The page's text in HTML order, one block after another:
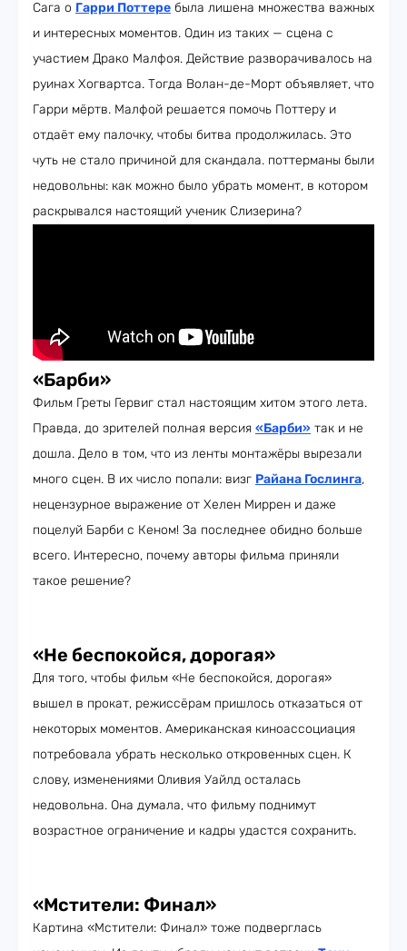
Сага о Гарри Поттере была лишена множества важных
и интересных моментов. Один из таких — сцена с
участием Драко Малфоя. Действие разворачивалось на
руинах Хогвартса. Тогда Волан-де-Морт объявляет, что
Гарри мёртв. Малфой решается помочь Поттеру и
отдаёт ему палочку, чтобы битва продолжилась. Это
чуть не стало причиной для скандала. поттерманы были
недовольны: как можно было убрать момент, в котором
раскрывался настоящий ученик Слизерина?
«Барби»
Фильм Греты Гервиг стал настоящим хитом этого лета.
Правда, до зрителей полная версия «Барби» так и не
дошла. Дело в том, что из ленты монтажёры вырезали
много сцен. В их число попали: визг Райана Гослинга,
нецензурное выражение от Хелен Миррен и даже
поцелуй Барби с Кеном! За последнее обидно больше
всего. Интересно, почему авторы фильма приняли
такое решение?
«Не беспокойся, дорогая»
Для того, чтобы фильм «Не беспокойся, дорогая»
вышел в прокат, режиссёрам пришлось отказаться от
некоторых моментов. Американская киноассоциация
потребовала убрать несколько откровенных сцен. К
слову, изменениями Оливия Уайлд осталась
недовольна. Она думала, что фильму поднимут
возрастное ограничение и кадры удастся сохранить.
«Мстители: Финал»
Картина «Мстители: Финал» тоже подверглась